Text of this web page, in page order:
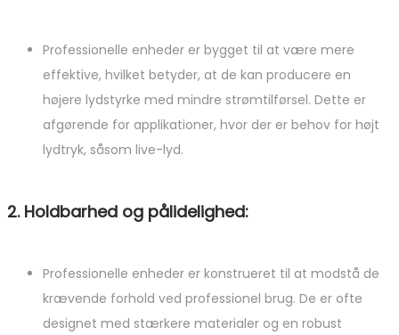
Professionelle enheder er bygget til at være mere
effektive, hvilket betyder, at de kan producere en
højere lydstyrke med mindre strømtilførsel. Dette er
afgørende for applikationer, hvor der er behov for højt
lydtryk, såsom live-lyd.
2. Holdbarhed og pålidelighed:
Professionelle enheder er konstrueret til at modstå de
krævende forhold ved professionel brug. De er ofte
designet med stærkere materialer og en robust